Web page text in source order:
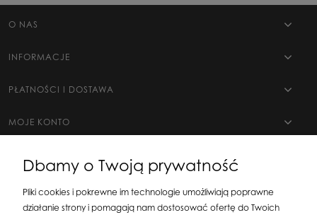
O NAS
INFORMACJE
PŁATNOŚCI I DOSTAWA
MOJE KONTO
Dbamy o Twoją prywatność
Pliki cookies i pokrewne im technologie umożliwiają poprawne
działanie strony i pomagają nam dostosować ofertę do Twoich